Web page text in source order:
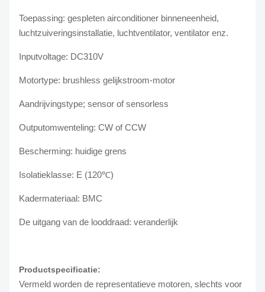
Toepassing: gespleten airconditioner binneneenheid,
luchtzuiveringsinstallatie, luchtventilator, ventilator enz.
Inputvoltage: DC310V
Motortype: brushless gelijkstroom-motor
Aandrijvingstype; sensor of sensorless
Outputomwenteling: CW of CCW
Bescherming: huidige grens
Isolatieklasse: E (120℃)
Kadermateriaal: BMC
De uitgang van de looddraad: veranderlijk
Productspecificatie:
Vermeld worden de representatieve motoren, slechts voor